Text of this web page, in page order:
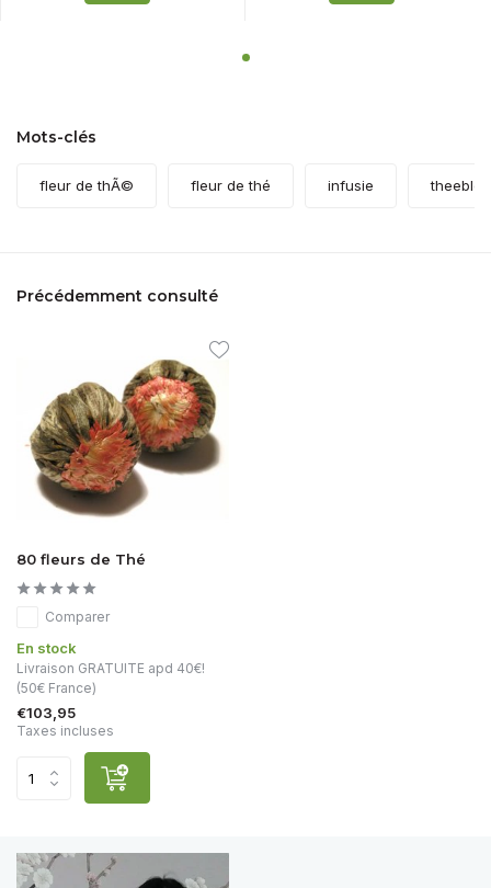
Mots-clés
fleur de thÃ© fleur de thé infusie
Précédemment consulté
80 fleurs de Thé
Comparer
En stock
Livraison GRATUITE apd 40€!
(50€ France)
€103,95
Taxes incluses